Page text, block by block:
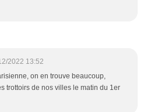
2022 13:52
on en trouve beaucoup,
trottoirs de nos villes le matin du 1er